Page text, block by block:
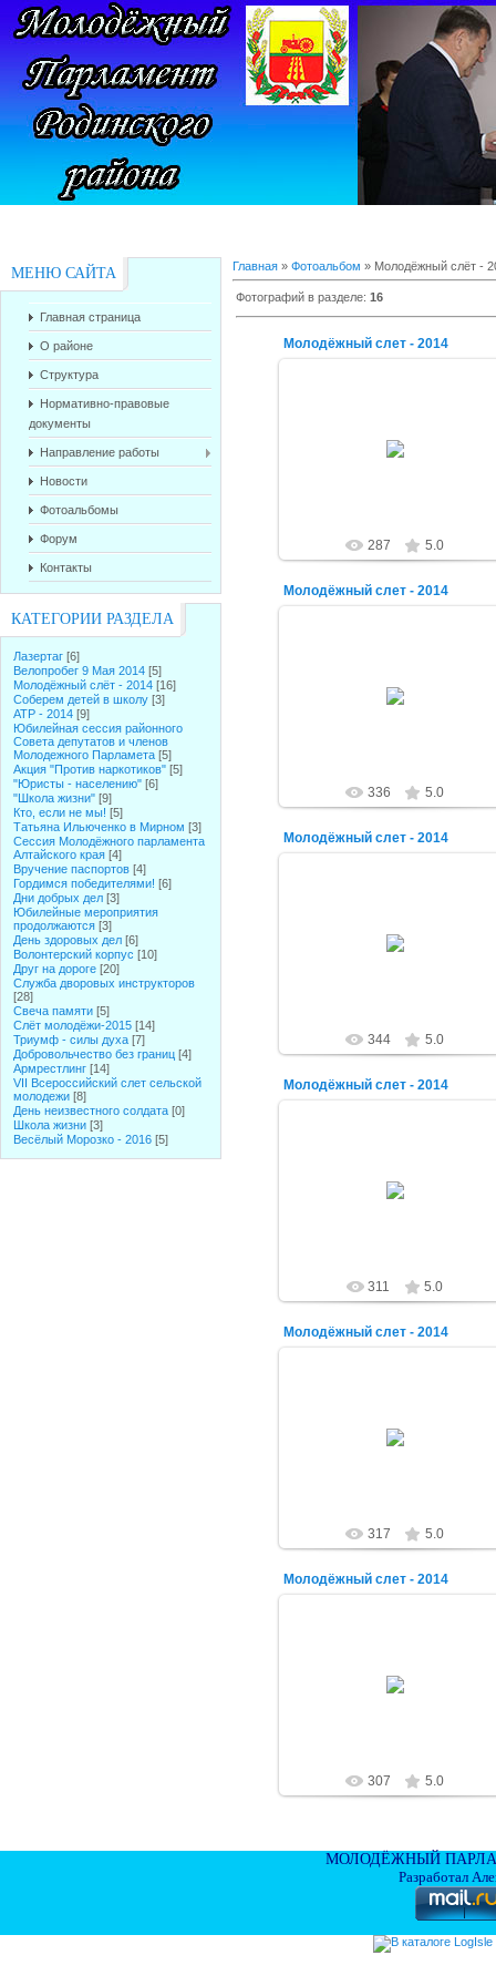
МЕНЮ САЙТА
Главная страница
О районе
Структура
Нормативно-правовые
документы
Направление работы
Новости
Фотоальбомы
Форум
Контакты
КАТЕГОРИИ РАЗДЕЛА
Лазертаг [6]
Велопробег 9 Мая 2014 [5]
Молодёжный слёт - 2014 [16]
Соберем детей в школу [3]
АТР - 2014 [9]
Юбилейная сессия районного
Совета депутатов и членов
Молодежного Парламета [5]
Акция "Против наркотиков" [5]
"Юристы - населению" [6]
"Школа жизни" [9]
Кто, если не мы! [5]
Татьяна Ильюченко в Мирном [3]
Сессия Молодёжного парламента
Алтайского края [4]
Вручение паспортов [4]
Гордимся победителями! [6]
Дни добрых дел [3]
Юбилейные мероприятия
продолжаются [3]
День здоровых дел [6]
Волонтерский корпус [10]
Друг на дороге [20]
Служба дворовых инструкторов
[28]
Свеча памяти [5]
Слёт молодёжи-2015 [14]
Триумф - силы духа [7]
Добровольчество без границ [4]
Армрестлинг [14]
VII Всероссийский слет сельской
молодежи [8]
День неизвестного солдата [0]
Школа жизни [3]
Весёлый Морозко - 2016 [5]
Главная » Фотоальбом » Молодёжный слёт -
Фотографий в разделе: 16
Молодёжный слет - 2014
287 5.0
Молодёжный слет - 2014
336 5.0
Молодёжный слет - 2014
344 5.0
Молодёжный слет - 2014
311 5.0
Молодёжный слет - 2014
317 5.0
Молодёжный слет - 2014
307 5.0
МОЛОДЁЖНЫЙ
Разработал